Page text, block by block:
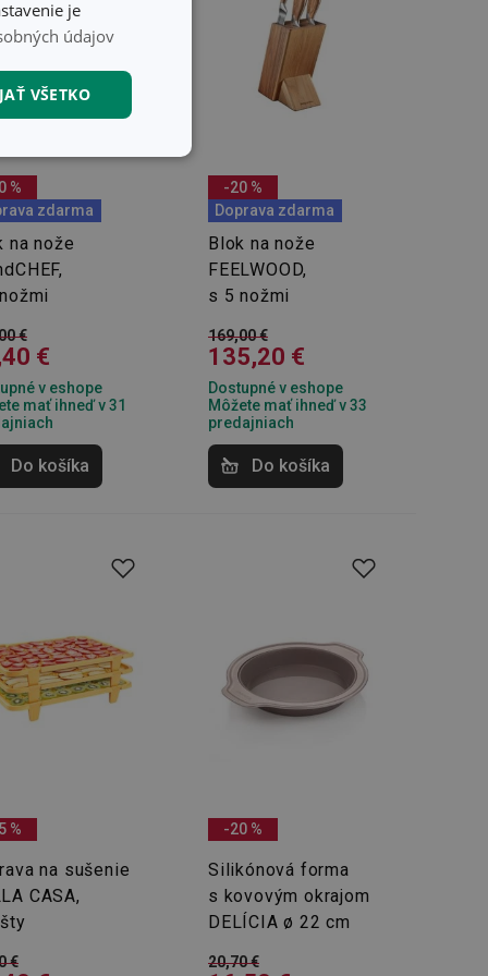
%
zdarma
na nože
€
€
v eshope
mať ihneď v 31
Do košíka
-20 %
Doprava zdarma
Blok na nože
FEELWOOD,
s 5 nožmi
169,00 €
135,20 €
Dostupné v eshope
Môžete mať ihneď v 33
predajniach
Do košíka
%
na sušenie
CASA,
€
-20 %
Silikónová forma
s kovovým okrajom
DELÍCIA ø 22 cm
20,70 €
je
údajov
VŠETKO
súbory
súbory
a správa účtu.
majiteli
cookie, které
souhlasu
a ke zlepšení
je přiřadí
a efektivnější
Identifikuje
prehľadávača.